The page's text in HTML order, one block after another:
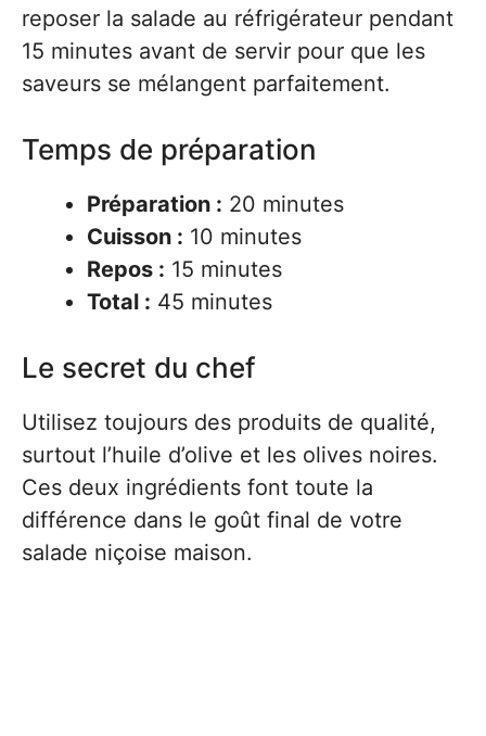
reposer la salade au réfrigérateur pendant
15 minutes avant de servir pour que les
saveurs se mélangent parfaitement.
Temps de préparation
Préparation : 20 minutes
Cuisson : 10 minutes
Repos : 15 minutes
Total : 45 minutes
Le secret du chef
Utilisez toujours des produits de qualité,
surtout l’huile d’olive et les olives noires.
Ces deux ingrédients font toute la
différence dans le goût final de votre
salade niçoise maison.